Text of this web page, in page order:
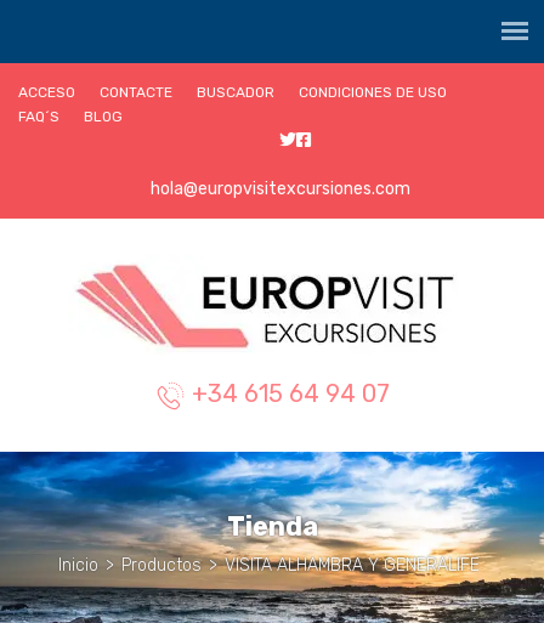
ACCESO CONTACTE BUSCADOR
CONDICIONES DE USO
FAQ´S
BLOG
hola@europvisitexcursiones.com
+34 615 64 94 07
Tienda
Inicio > Productos > VISITA ALHAMBRA Y GENERALIFE